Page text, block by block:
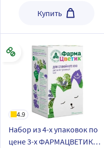
Купить
4.9
Набор из 4-х упаковок по
цене 3-х ФАРМАЦВЕТИК